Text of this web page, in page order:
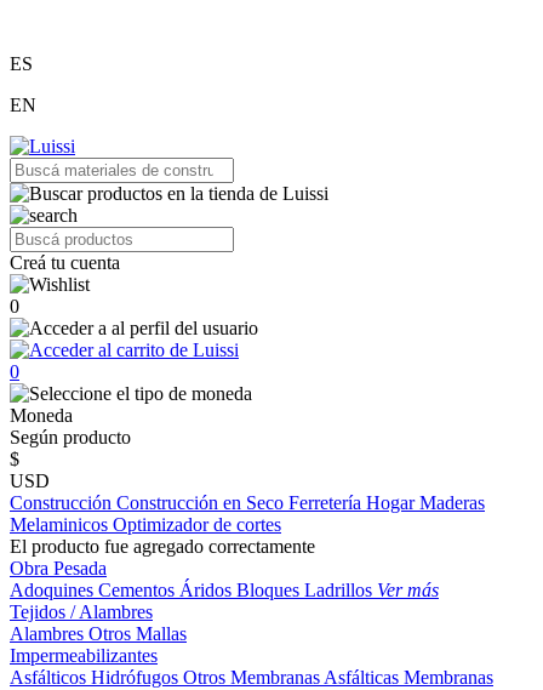
ES
EN
Creá tu cuenta
0
0
Moneda
Según producto
$
USD
Construcción Construcción en Seco Ferretería HogarMaderas
Melaminicos Optimizador de cortes
El producto fue agregado correctamente
Obra Pesada
Adoquines Cementos Áridos Bloques Ladrillos Ver más
Tejidos / Alambres
Alambres Otros Mallas
Impermeabilizantes
Asfálticos Hidrófugos Otros Membranas Asfálticas Membranas